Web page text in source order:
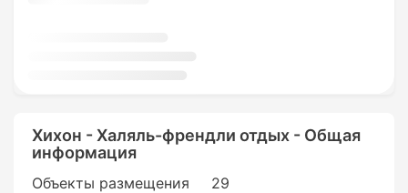
Хихон - Халяль-френдли отдых - Общая
информация
Объекты размещения
29